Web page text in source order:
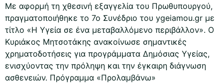
Με αφορμή τη χθεσινή εξαγγελία του Πρωθυπουργού,
πραγματοποιήθηκε το 7ο Συνέδριο του ygeiamou.gr με
τίτλο «Η Υγεία σε ένα μεταβαλλόμενο περιβάλλον». Ο
Κυριάκος Μητσοτάκης ανακοίνωσε σημαντικές
χρηματοδοτήσεις για προγράμματα Δημόσιας Υγείας,
ενισχύοντας την πρόληψη και την έγκαιρη διάγνωση
ασθενειών. Πρόγραμμα «Προλαμβάνω»